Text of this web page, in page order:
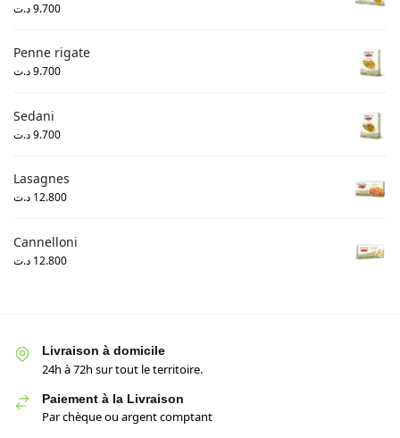
9.700د.ت
Penne rigate
9.700د.ت
Sedani
9.700د.ت
Lasagnes
12.800 د.ت
Cannelloni
12.800 د.ت
Livraison à domicile
24h à 72h sur tout le territoire.
Paiement à la Livraison
Par chèque ou argent comptant